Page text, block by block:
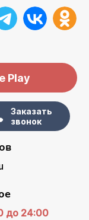
Play
Заказать
звонок
до 24:00